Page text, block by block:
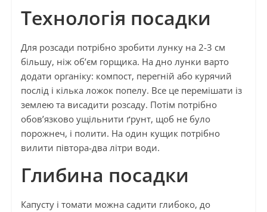
Технологія посадки
Для розсади потрібно зробити лунку на 2-3 см
більшу, ніж об’єм горщика. На дно лунки варто
додати органіку: компост, перегній або курячий
послід і кілька ложок попелу. Все це перемішати із
землею та висадити розсаду. Потім потрібно
обов’язково ущільнити ґрунт, щоб не було
порожнеч, і полити. На один кущик потрібно
вилити півтора-два літри води.
Глибина посадки
Капусту і томати можна садити глибоко, до